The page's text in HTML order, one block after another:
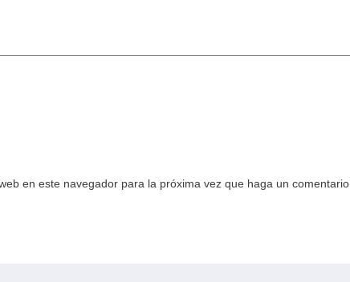
en este navegador para la próxima vez que haga un comentario.